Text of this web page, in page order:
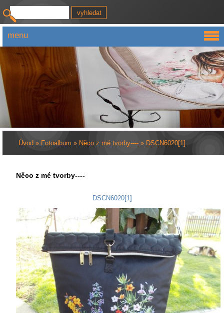
Úvod » Fotoalbum » Něco z mé tvorby---- » DSCN6020[1]
Něco z mé tvorby----
DSCN6020[1]
menu